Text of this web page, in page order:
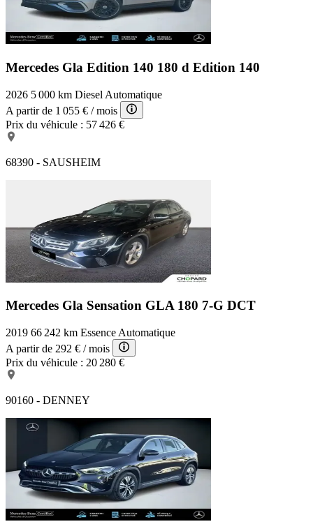
Mercedes Gla Edition 140 180 d Edition 140
2026 5 000 km Diesel Automatique
A partir de 1 055 € / mois
Prix du véhicule : 57 426 €
68390 - SAUSHEIM
Mercedes Gla Sensation GLA 180 7-G DCT
2019 66 242 km Essence Automatique
A partir de 292 € / mois
Prix du véhicule : 20 280 €
90160 - DENNEY